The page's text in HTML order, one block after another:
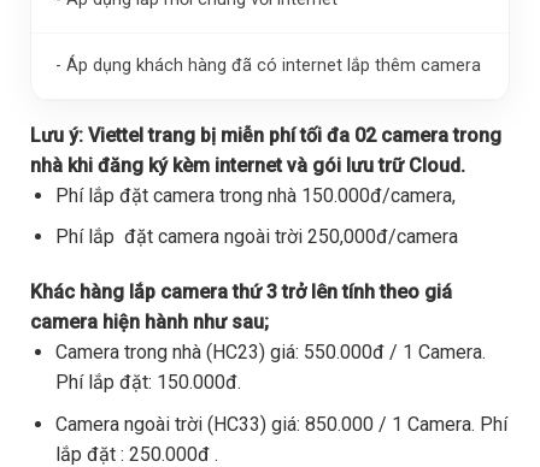
- Áp dụng khách hàng đã có internet lắp thêm camera
Lưu ý: Viettel trang bị miễn phí tối đa 02 camera trong
nhà khi đăng ký kèm internet và gói lưu trữ Cloud.
Phí lắp đặt camera trong nhà 150.000đ/camera,
Phí lắp đặt camera ngoài trời 250,000đ/camera
Khác hàng lắp camera thứ 3 trở lên tính theo giá
camera hiện hành như sau;
Camera trong nhà (HC23) giá: 550.000đ / 1 Camera.
Phí lắp đặt: 150.000đ.
Camera ngoài trời (HC33) giá: 850.000 / 1 Camera. Phí
lắp đặt : 250.000đ .